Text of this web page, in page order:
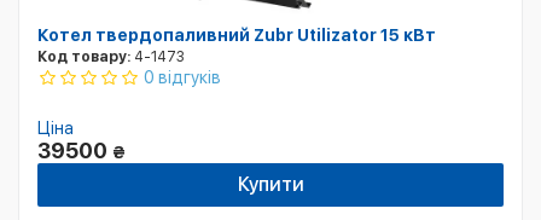
Котел твердопаливний Zubr Utilizator 15 кВт
Код товару: 4-1473
0 відгуків
Ціна
39500 ₴
Купити